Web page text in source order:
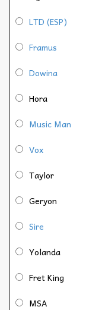
LTD (ESP)
Framus
Dowina
Hora
Music Man
Vox
Taylor
Geryon
Sire
Yolanda
Fret King
MSA